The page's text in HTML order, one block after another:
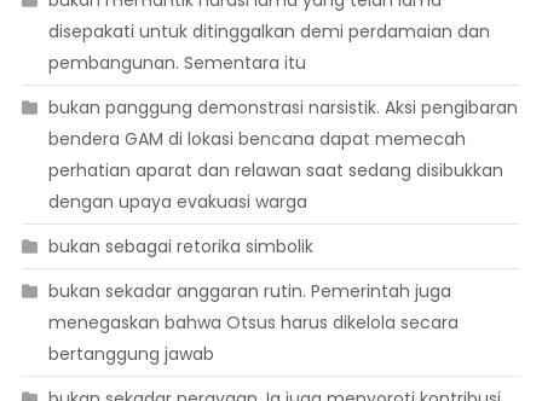
disepakati untuk ditinggalkan demi perdamaian dan
pembangunan. Sementara itu
bukan panggung demonstrasi narsistik. Aksi pengibaran
bendera GAM di lokasi bencana dapat memecah
perhatian aparat dan relawan saat sedang disibukkan
dengan upaya evakuasi warga
bukan sebagai retorika simbolik
bukan sekadar anggaran rutin. Pemerintah juga
menegaskan bahwa Otsus harus dikelola secara
bertanggung jawab